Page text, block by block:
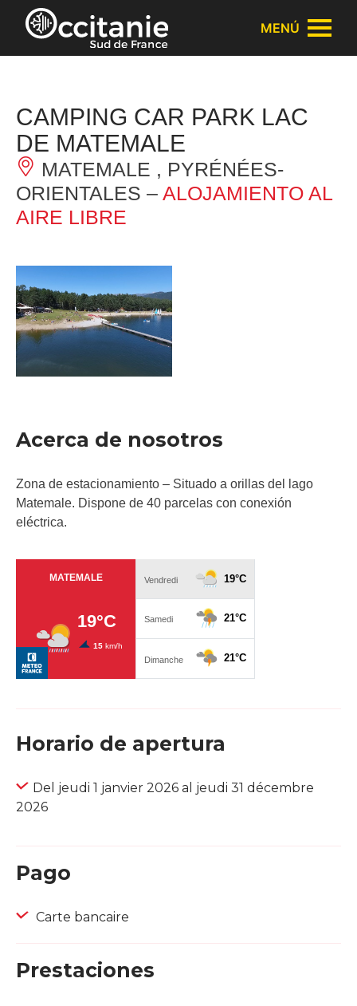
Panel de gestión de cookies
MENÚ
CAMPING CAR PARK LAC
DE MATEMALE
MATEMALE , PYRÉNÉES-
ORIENTALES – ALOJAMIENTO AL
AIRE LIBRE
Acerca de nosotros
Zona de estacionamiento – Situado a orillas del lago
Matemale. Dispone de 40 parcelas con conexión
eléctrica.
Horario de apertura
Del jeudi 1 janvier 2026 al jeudi 31 décembre
2026
Pago
Carte bancaire
Prestaciones